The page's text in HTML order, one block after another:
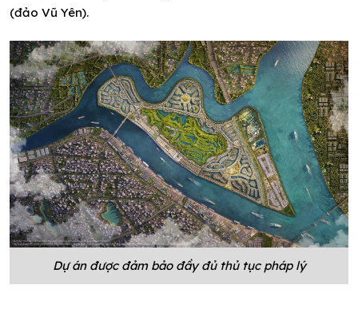
(đảo Vũ Yên).
Dự án được đảm bảo đầy đủ thủ tục pháp lý